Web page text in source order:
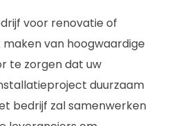
voor renovatie of
van hoogwaardige
te zorgen dat uw
duurzaam
bedrijf zal samenwerken